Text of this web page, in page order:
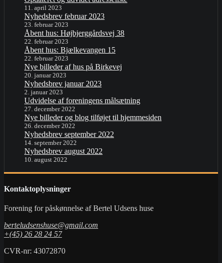
11. april 2023
Nyhedsbrev februar 2023
23. februar 2023
Åbent hus: Højbjerggårdsvej 38
22. februar 2023
Åbent hus: Bjælkevangen 15
22. februar 2023
Nye billeder af hus på Birkevej
20. januar 2023
Nyhedsbrev januar 2023
2. januar 2023
Udvidelse af foreningens målsætning
27. december 2022
Nye billeder og blog tilføjet til hjemmesiden
26. december 2022
Nyhedsbrev september 2022
14. september 2022
Nyhedsbrev august 2022
10. august 2022
Kontaktoplysninger
Forening for påskønnelse af Bertel Udsens huse
berteludsenshuse@gmail.com
+(45) 26 28 24 57
CVR-nr: 43072870